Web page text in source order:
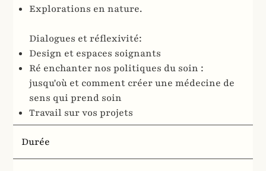
Explorations en nature.
Dialogues et réflexivité:
Design et espaces soignants
Ré enchanter nos politiques du soin :
jusqu'où et comment créer une médecine de
sens qui prend soin
Travail sur vos projets
Durée